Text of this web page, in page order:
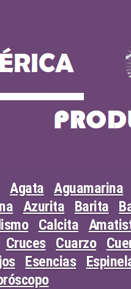
Agata Aguamarina
Azurita Barita
Calcita
Cruces Cuarzo
Esencias